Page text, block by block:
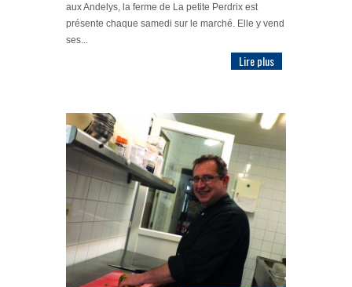
aux Andelys, la ferme de La petite Perdrix est
présente chaque samedi sur le marché. Elle y vend
ses...
Lire plus